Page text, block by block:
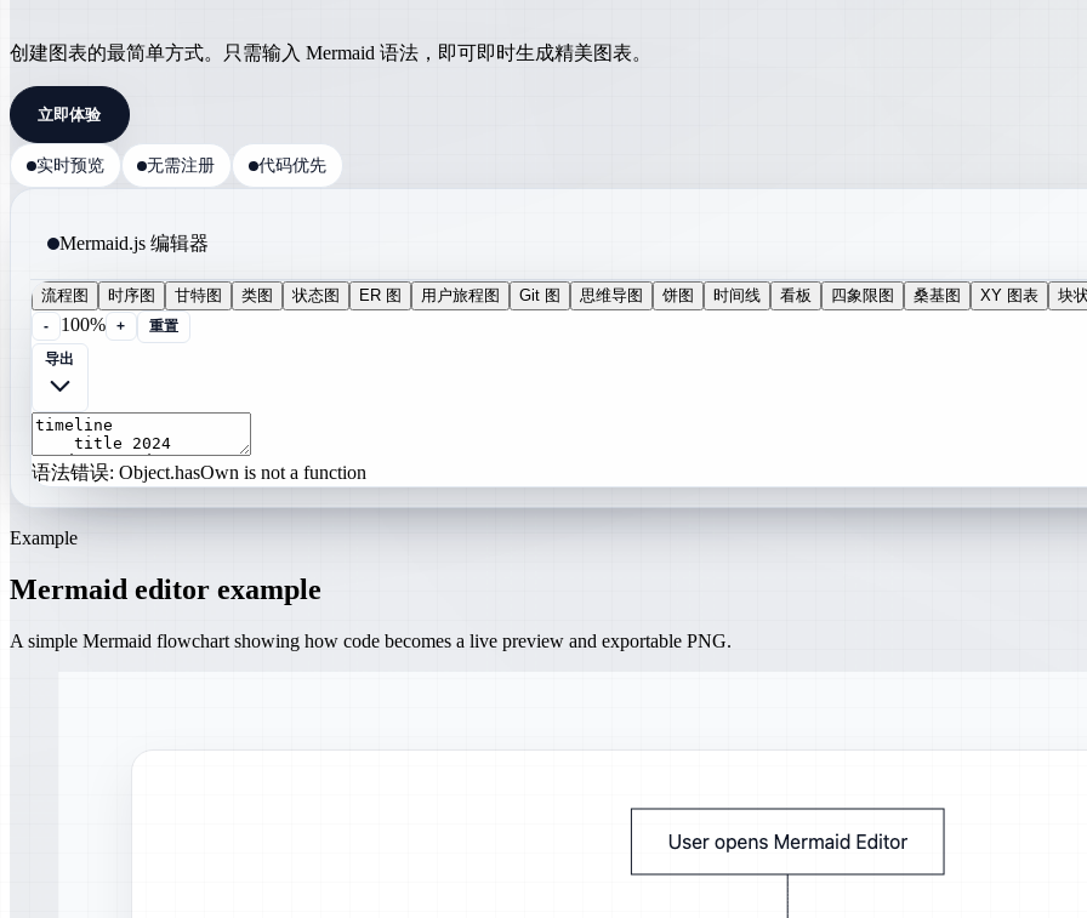
创建图表的最简单方式。只需输入 Mermaid 语法，即可即时生成精美图表。
立即体验
实时预览 无需注册 代码优先
Mermaid.js 编辑器
流程图 时序图 甘特图 类图 状态图 ER 图 用户旅程图 Git 图 思维导图 饼图 时间线 看板 四象限图 桑基图 XY 图表 块
- 100% +
重置
语法错误: Object.hasOwn is not a function
Example
Mermaid editor example
A simple Mermaid flowchart showing how code becomes a live preview and exportable PNG.